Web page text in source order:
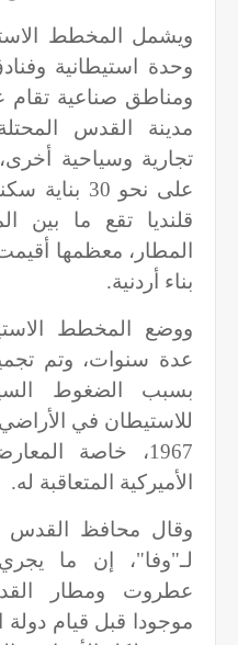
وحدة استيطانية
مدينة القدس
تجارية وسياحية
على نحو 30
قلنديا تقع ما بين
بناء أردنية.
ووضع المخطط
عدة سنوات، وتم
بسبب الضغوط
للاستيطان في
1967، خاصة
الأميركية المتعاقبة له.
وقال محافظ القدس
لـ"وفا"، إن ما
عطروت ومطار
موجودا قبل قيام دولة